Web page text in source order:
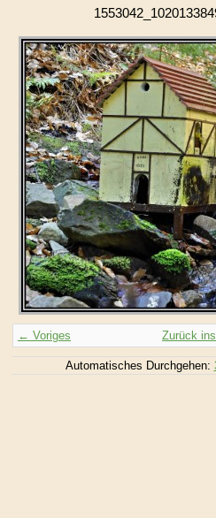
← Voriges Zurück
Automatisches Durchgehen: